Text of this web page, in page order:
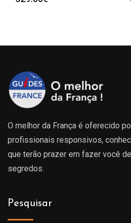
O melhor da França é oferecido
profissionais responsivos,
que terão prazer em fazer você
segredos.
Pesquisar